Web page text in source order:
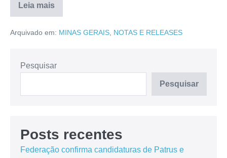
Leia mais
Arquivado em: MINAS GERAIS NOTAS E RELEASES
Pesquisar
Pesquisar
Posts recentes
Federação confirma candidaturas de Patrus e